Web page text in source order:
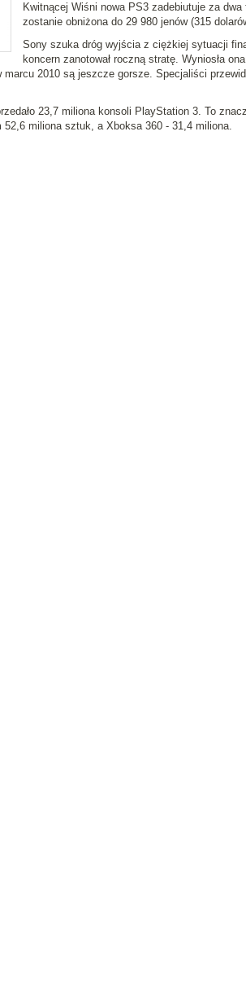
Kwitnącej Wiśni nowa PS3 zadebiutuje za
zostanie obniżona do 29 980 jenów (315
Sony szuka dróg wyjścia z ciężkiej sytuacji
koncern zanotował roczną stratę. Wyniosła
2010 są jeszcze gorsze. Specjaliści
23,7 miliona konsoli PlayStation 3. To
52,6 miliona sztuk, a Xboksa 360 - 31,4 miliona.